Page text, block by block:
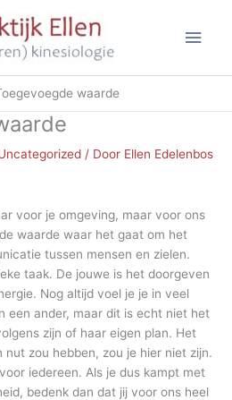
waarde
/ Door Ellen Edelenbos
voor je omgeving, maar voor ons
waarde waar het gaat om het
tussen mensen en zielen.
taak. De jouwe is het doorgeven
Nog altijd voel je je in veel
een ander, maar dit is echt niet het
zijn of haar eigen plan. Het
nut zou hebben, zou je hier niet zijn.
iedereen. Als je dus kampt met
bedenk dan dat jij voor ons heel